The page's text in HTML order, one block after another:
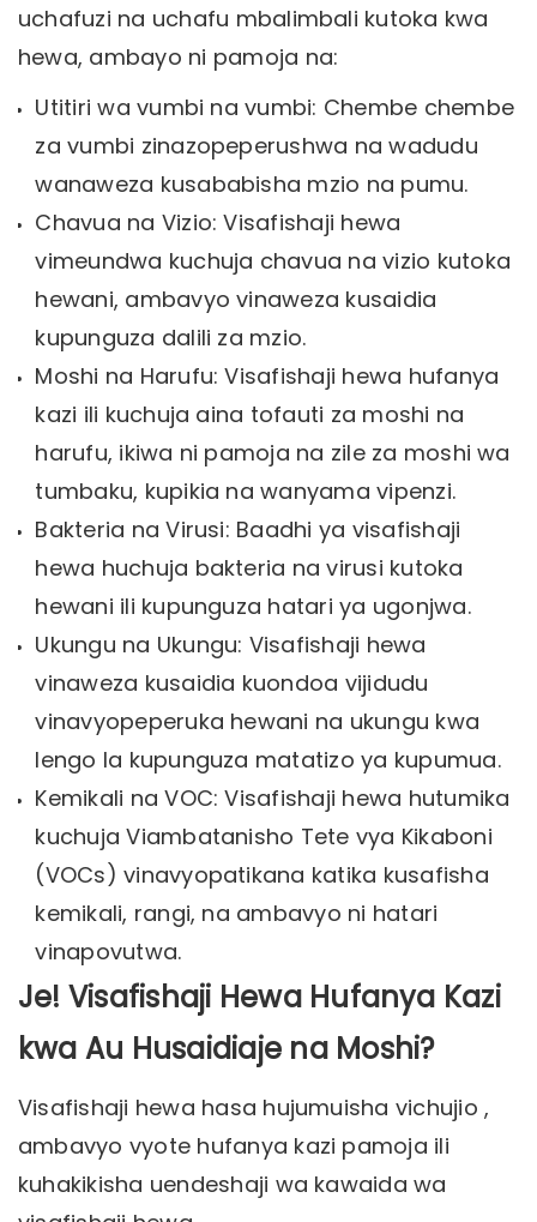
uchafuzi na uchafu mbalimbali kutoka kwa
hewa, ambayo ni pamoja na:
Utitiri wa vumbi na vumbi: Chembe chembe
za vumbi zinazopeperushwa na wadudu
wanaweza kusababisha mzio na pumu.
Chavua na Vizio: Visafishaji hewa
vimeundwa kuchuja chavua na vizio kutoka
hewani, ambavyo vinaweza kusaidia
kupunguza dalili za mzio.
Moshi na Harufu: Visafishaji hewa hufanya
kazi ili kuchuja aina tofauti za moshi na
harufu, ikiwa ni pamoja na zile za moshi wa
tumbaku, kupikia na wanyama vipenzi.
Bakteria na Virusi: Baadhi ya visafishaji
hewa huchuja bakteria na virusi kutoka
hewani ili kupunguza hatari ya ugonjwa.
Ukungu na Ukungu: Visafishaji hewa
vinaweza kusaidia kuondoa vijidudu
vinavyopeperuka hewani na ukungu kwa
lengo la kupunguza matatizo ya kupumua.
Kemikali na VOC: Visafishaji hewa hutumika
kuchuja Viambatanisho Tete vya Kikaboni
(VOCs) vinavyopatikana katika kusafisha
kemikali, rangi, na ambavyo ni hatari
vinapovutwa.
Je! Visafishaji Hewa Hufanya Kazi
kwa Au Husaidiaje na Moshi?
Visafishaji hewa hasa hujumuisha vichujio ,
ambavyo vyote hufanya kazi pamoja ili
kuhakikisha uendeshaji wa kawaida wa